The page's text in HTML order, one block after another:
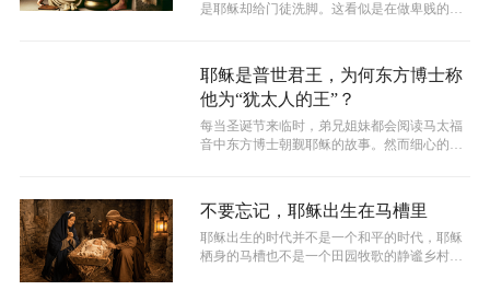
是耶稣却给门徒洗脚。这看似是在做卑贱的事
耶稣是普世君王，为何东方博士称
他为“犹太人的王”？
每当圣诞节来临时，弟兄姐妹都会阅读马太福
音中东方博士朝觐耶稣的故事。然而细心的人
不要忘记，耶稣出生在马槽里
耶稣出生的时代并不是一个和平的时代，耶稣
栖身的马槽也不是一个田园牧歌的静谧乡村，